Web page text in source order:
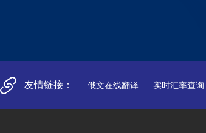
友情链接： 俄文在线翻译 实时汇率查询